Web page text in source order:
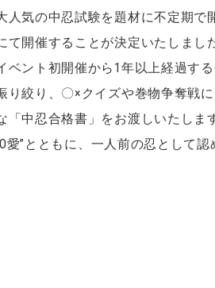
人気の中忍試験を題材に不定期で
て開催することが決定いたしまし
ベント初開催から1年以上経過す
り絞り、〇×クイズや巻物争奪戦
「中忍合格書」をお渡しいたしま
愛”とともに、一人前の忍として